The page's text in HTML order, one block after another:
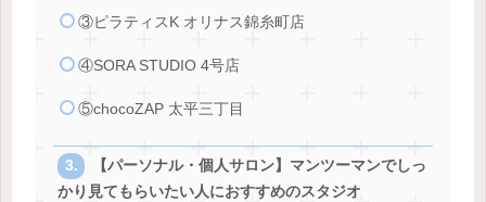
③ピラティスK オリナス錦糸町店
④SORA STUDIO 4号店
⑤chocoZAP 太平三丁目
【パーソナル・個人サロン】マンツーマンでしっ
かり見てもらいたい人におすすめのスタジオ